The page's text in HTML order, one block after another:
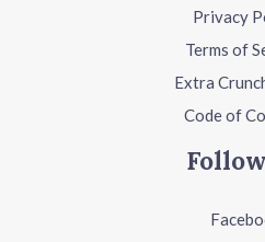
Privacy
Terms of
Extra
Code of